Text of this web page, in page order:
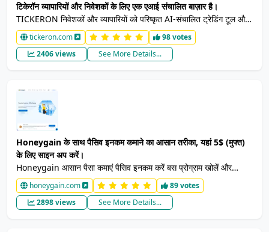
टिकेरॉन व्यापारियों और निवेशकों के लिए एक एआई संचालित बाज़ार है।
TICKERON निवेशकों और व्यापारियों को परिष्कृत AI-संचालित ट्रेडिंग टूल और
अद्वितीय ट्रेडिंग एनालिटिक्स प्रदान करता है। जो ग्राफ विश्लेषण, खरीद-बिक्री
संकेत जैसी सेवाएं प्रदान करते हैं
tickeron.com
98 votes
2406 views
See More Details...
Honeygain के साथ पैसिव इनकम कमाने का आसान तरीका, यहां 5$ (मुफ्त)
के लिए साइन अप करें।
Honeygain आसान पैसा कमाएं पैसिव इनकम करें बस प्रोग्राम खोलें और
सामान्य रूप से नेट सर्फ करें, 5$ साइन अप करें जब आपके पास न्यूनतम शेष 20$
हो तो आप पैसे निकाल सकते हैं या दोस्तों को आमंत्रित करके अधिक कमा सकते
हैं। आप जीत चुके हैं - 500 क्रेडिट।
honeygain.com
89 votes
2898 views
See More Details...